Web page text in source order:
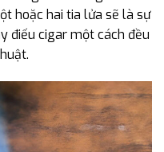
hoặc hai tia lửa sẽ là sự
điếu cigar một cách đều